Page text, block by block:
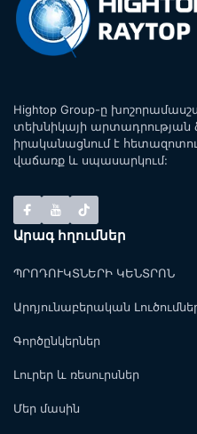
Hightop Group-ը
տեխնիկայի արտադրության
իրականացնում է
վաճառք և սպասարկում:
Արագ հղումներ
ՊՐՈԴՈՒԿՏՆԵՐԻ ԿԵՆՏՐՈՆ
Արդյունաբերական
Գործընկերներ
Լուրեր և ռեսուրսներ
Մեր մասին